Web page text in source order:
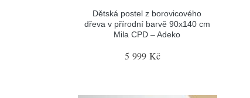
Dětská postel z borovicového
dřeva v přírodní barvě 90x140 cm
Mila CPD – Adeko
5 999 Kč